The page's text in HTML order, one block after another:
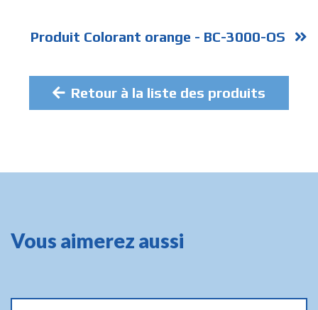
Produit Colorant orange - BC-3000-OS
Retour à la liste des produits
Vous aimerez aussi